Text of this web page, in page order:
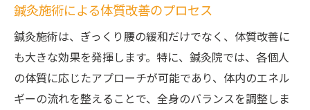
鍼灸施術による体質改善のプロセス
鍼灸施術は、ぎっくり腰の緩和だけでなく、体質改善に
も大きな効果を発揮します。特に、鍼灸院では、各個人
の体質に応じたアプローチが可能であり、体内のエネル
ギーの流れを整えることで、全身のバランスを調整しま